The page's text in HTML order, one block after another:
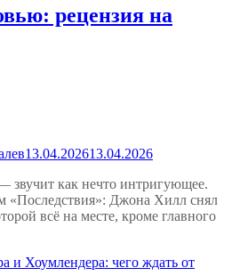
рецензия на
13.04.202613.04.2026
звучит как нечто интригующее.
Джона Хилл снял
всё на месте, кроме главного